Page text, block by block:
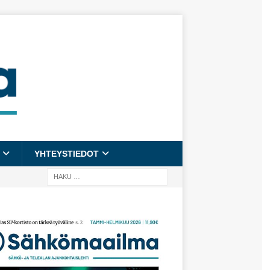
YHTEYSTIEDOT